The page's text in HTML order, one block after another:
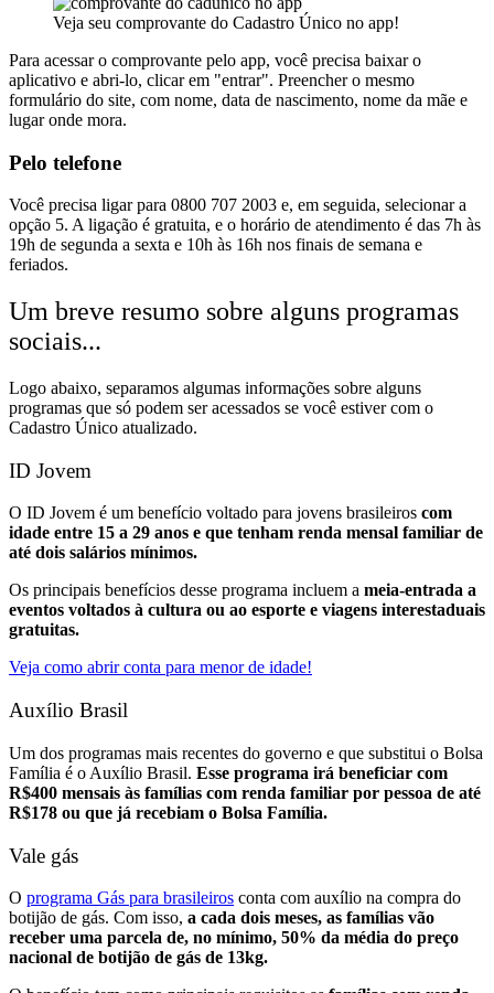
Veja seu comprovante do Cadastro Único no app!
Para acessar o comprovante pelo app, você precisa baixar o
aplicativo e abri-lo, clicar em "entrar". Preencher o mesmo
formulário do site, com nome, data de nascimento, nome da mãe e
lugar onde mora.
Pelo telefone
Você precisa ligar para 0800 707 2003 e, em seguida, selecionar a
opção 5. A ligação é gratuita, e o horário de atendimento é das 7h às
19h de segunda a sexta e 10h às 16h nos finais de semana e
feriados.
Um breve resumo sobre alguns programas
sociais...
Logo abaixo, separamos algumas informações sobre alguns
programas que só podem ser acessados se você estiver com o
Cadastro Único atualizado.
ID Jovem
O ID Jovem é um benefício voltado para jovens brasileiros com
idade entre 15 a 29 anos e que tenham renda mensal familiar de
até dois salários mínimos.
Os principais benefícios desse programa incluem a meia-entrada a
eventos voltados à cultura ou ao esporte e viagens interestaduais
gratuitas.
Veja como abrir conta para menor de idade!
Auxílio Brasil
Um dos programas mais recentes do governo e que substitui o Bolsa
Família é o Auxílio Brasil. Esse programa irá beneficiar com
R$400 mensais às famílias com renda familiar por pessoa de até
R$178 ou que já recebiam o Bolsa Família.
Vale gás
O programa Gás para brasileiros conta com auxílio na compra do
botijão de gás. Com isso, a cada dois meses, as famílias vão
receber uma parcela de, no mínimo, 50% da média do preço
nacional de botijão de gás de 13kg.